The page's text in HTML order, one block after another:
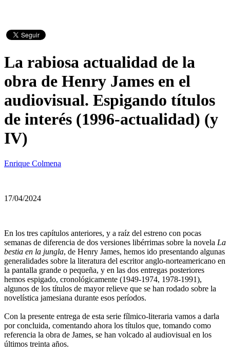
La rabiosa actualidad de la
obra de Henry James en el
audiovisual. Espigando títulos
de interés (1996-actualidad) (y
IV)
Enrique Colmena
17/04/2024
En los tres capítulos anteriores, y a raíz del estreno con pocas
semanas de diferencia de dos versiones libérrimas sobre la novela La
bestia en la jungla, de Henry James, hemos ido presentando algunas
generalidades sobre la literatura del escritor anglo-norteamericano en
la pantalla grande o pequeña, y en las dos entregas posteriores
hemos espigado, cronológicamente (1949-1974, 1978-1991),
algunos de los títulos de mayor relieve que se han rodado sobre la
novelística jamesiana durante esos períodos.
Con la presente entrega de esta serie fílmico-literaria vamos a darla
por concluida, comentando ahora los títulos que, tomando como
referencia la obra de James, se han volcado al audiovisual en los
últimos treinta años.